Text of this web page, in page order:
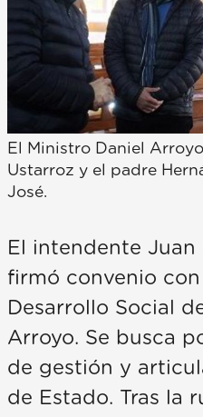
El Ministro Daniel
Ustarroz y el padre
José.
El intendente
firmó convenio
Desarrollo Social
Arroyo. Se busca
de gestión y
de Estado. Tras la